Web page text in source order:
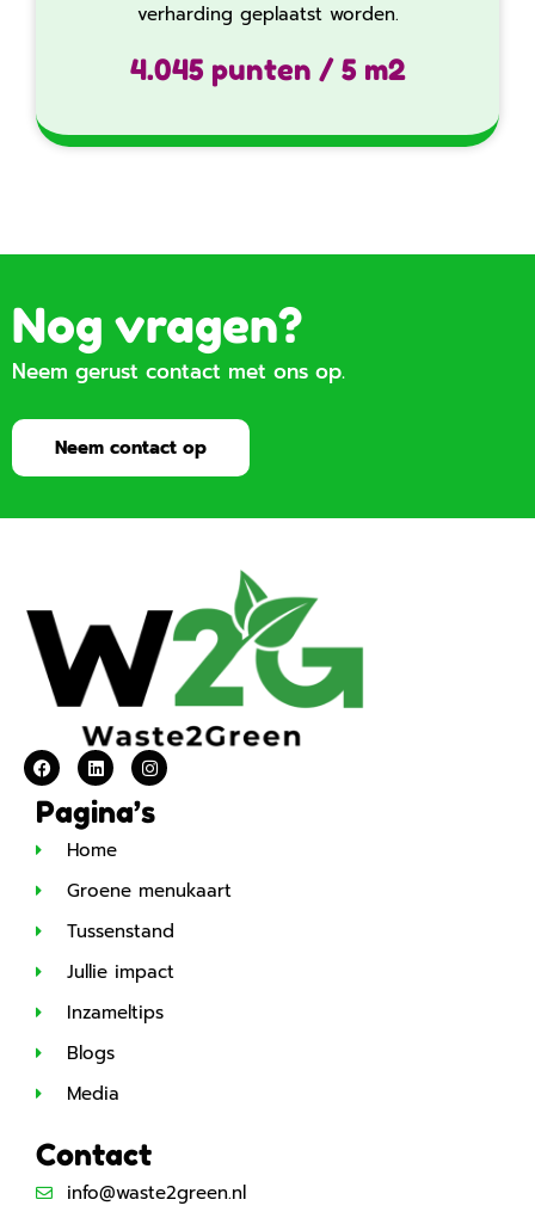
verharding geplaatst worden.‍‍
4.045 punten / 5 m2
Nog vragen?
Neem gerust contact met ons op.
Neem contact op
Pagina’s
Home
Groene menukaart
Tussenstand
Jullie impact
Inzameltips
Blogs
Media
Contact
info@waste2green.nl